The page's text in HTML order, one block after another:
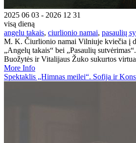
2025 06 03 - 2026 12 31
visą dieną
angelu takais, ciurlionio namai, pasaulių
M. K. Čiurlionio namai Vilniuje kviečia į
„Angelų takais“ bei „Pasaulių
Buožytės ir Vitalijaus Žuko sukurtos
More Info
Spektaklis „Himnas meilei“. Sofija ir